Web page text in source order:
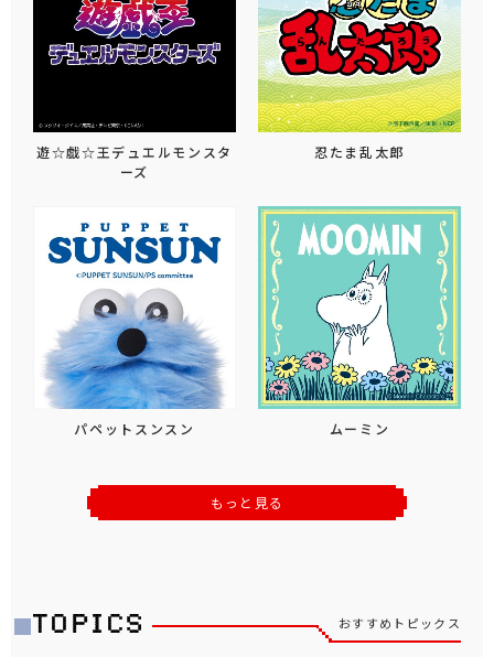
遊☆戯☆王デュエルモンスタ
ーズ
忍たま乱太郎
パペットスンスン ムーミン
もっと見る
おすすめトピックス